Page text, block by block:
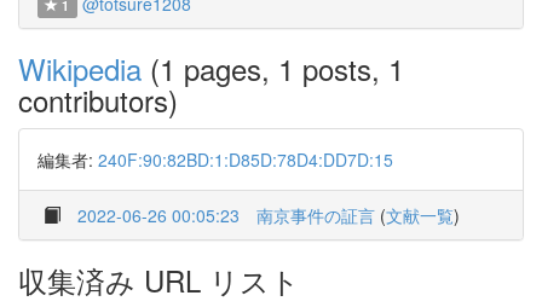
1
Wikipedia (1 pages, 1 posts, 1
contributors)
編集者: 240F:90:82BD:1:D85D:78D4:DD7D:15
2022-06-26 00:05:23 南京事件の証言 (文献一覧)
収集済み URL リスト